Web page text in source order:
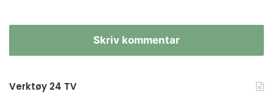
Skriv kommentar
Verktøy 24 TV